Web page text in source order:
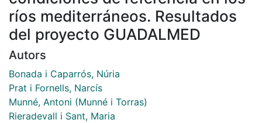
ríos mediterráneos. Resultados
del proyecto GUADALMED
Autors
Bonada i Caparrós, Núria
Prat i Fornells, Narcís
Munné, Antoni (Munné i Torras)
Rieradevall i Sant, Maria